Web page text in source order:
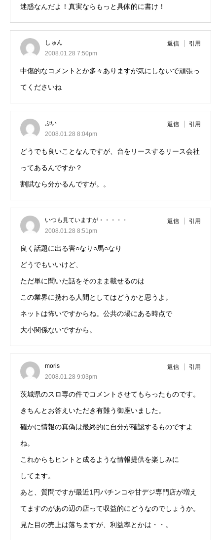
迷惑なんだよ！真実ならもっと具体的に書け！
しゅん
2008.01.28 7:50pm
返信 引用
中傷的なコメントとか多々ありますが気にしないで頑張っ
てくださいね
ぷい
2008.01.28 8:04pm
返信 引用
どうでも良いことなんですが、台をリースするリース会社
ってあるんですか？
割賦なら分かるんですが。。
いつも見ていますが・・・・・
2008.01.28 8:51pm
返信 引用
良く話題に出る害○なり○馬○なり
どうでもいいけど、
ただ単に聞いた話をそのまま載せるのは
この業界に携わる人間としてはどうかと思うよ。
ネットは怖いですからね。公共の場にある時点で
大小関係ないですから。
moris
2008.01.28 9:03pm
返信 引用
茨城県のスロ専の件でコメントさせてもらったものです。
きちんとお答えいただき有難う御座いました。
確かに情報の真偽は最終的に自分が確認するものですよ
ね。
これからもヒントと成るような情報提供を楽しみに
してます。
あと、質問ですが最近1円パチンコや甘デジ専門店が増え
てますのがあの辺の店って収益的にどうなのでしょうか。
見た目の売上は落ちますが、利益率とかは・・。